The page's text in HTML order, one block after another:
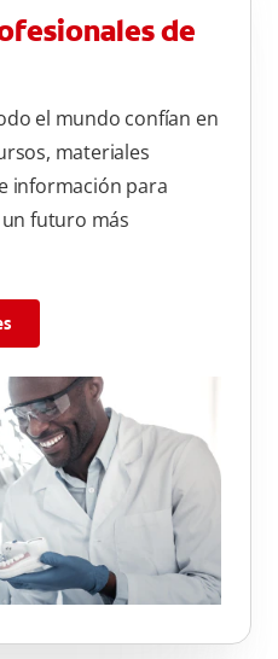
de
el mundo confían en
materiales
información para
futuro más